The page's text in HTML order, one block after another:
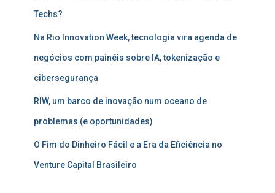
Techs?
Na Rio Innovation Week, tecnologia vira agenda de
negócios com painéis sobre IA, tokenização e
cibersegurança
RIW, um barco de inovação num oceano de
problemas (e oportunidades)
O Fim do Dinheiro Fácil e a Era da Eficiência no
Venture Capital Brasileiro